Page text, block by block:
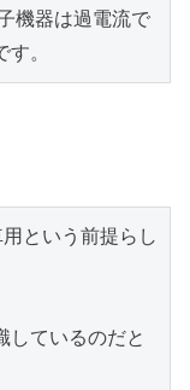
機器は過電流で
。
という前提らし
しているのだと